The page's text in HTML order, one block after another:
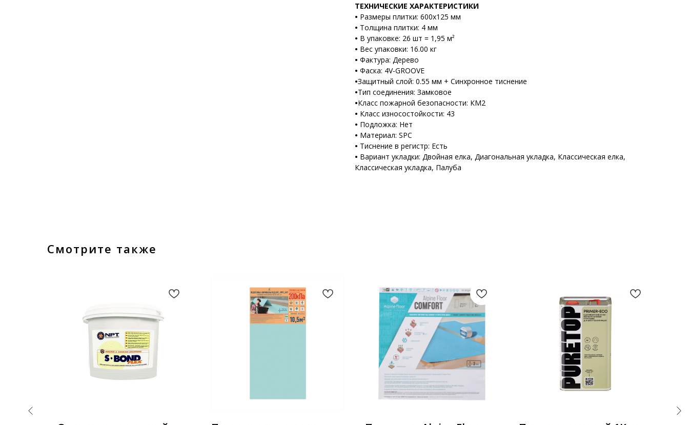
ТЕХНИЧЕСКИЕ ХАРАКТЕРИСТИКИ
• Размеры плитки: 600х125 мм
• Толщина плитки: 4 мм
• В упаковке: 26 шт = 1,95 м²
• Вес упаковки: 16.00 кг
• Фактура: Дерево
• Фаска: 4V-GROOVE
•Защитный слой: 0.55 мм + Синхронное тиснение
•Тип соединения: Замковое
•Класс пожарной безопасности: КМ2
• Класс износостойкости: 43
• Подложка: Нет
• Материал: SPC
• Тиснение в регистр: Есть
• Вариант укладки: Двойная елка, Диагональная укладка, Классическая елка,
Классическая укладка, Палуба
Смотрите также